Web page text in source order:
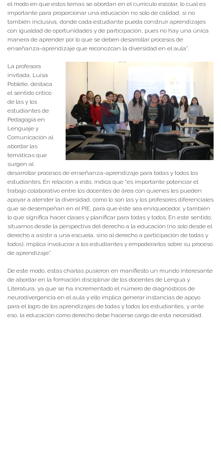
el modo en que estos temas se abordan en el currículo escolar, lo cual es
importante para proporcionar una educación no solo de calidad, si no
también inclusiva, donde cada estudiante pueda construir aprendizajes
con igualdad de oportunidades y de participación, pues no hay una única
manera de aprender por lo que se deben desarrollar procesos de
enseñanza-aprendizaje que reconozcan la diversidad en el aula”.
La profesora
invitada, Luisa
Poblete, destaca
el sentido crítico
de las y los
estudiantes de
Pedagogía en
Lenguaje y
Comunicación al
abordar las
temáticas que
surgen al
desarrollar procesos de enseñanza-aprendizaje para todas y todos los
estudiantes. En relación a esto, indica que “es importante potenciar el
trabajo colaborativo entre los docentes de área con quienes les pueden
apoyar a atender la diversidad, como lo son las y los profesores diferenciales
que se desempeñan en el PIE, para que éste sea enriquecedor, y también
lo que significa hacer clases y planificar para todas y todos. En este sentido,
situarnos desde la perspectiva del derecho a la educación (no solo desde el
derecho a asistir a una escuela, sino al derecho a participación de todas y
todos), implica involucrar a los estudiantes y empoderarlos sobre su proceso
de aprendizaje”.
De este modo, estas charlas pusieron en manifiesto un mundo interesante
de abordar en la formación disciplinar de los docentes de Lengua y
Literatura, ya que se ha incrementado el número de diagnósticos de
neurodivergencia en el aula y ello implica generar instancias de apoyo
para el logro de los aprendizajes de todas y todos los estudiantes, y ante
eso, la educación como derecho debe hacerse cargo de esta necesidad.